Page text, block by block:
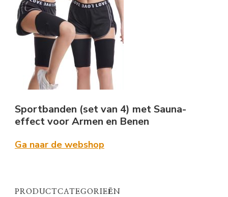
Sportbanden (set van 4) met Sauna-
effect voor Armen en Benen
Ga naar de webshop
PRODUCTCATEGORIEËN